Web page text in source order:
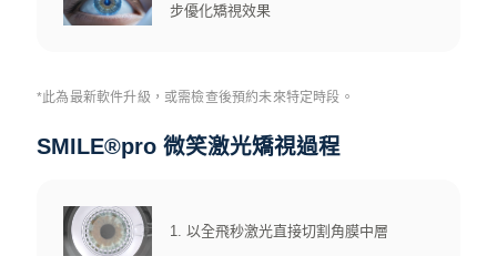
步優化矯視效果
*此為最新軟件升級，或需檢查後預約未來特定時段。
SMILE®pro 微笑激光矯視過程
1. 以全飛秒激光直接切割角膜中層